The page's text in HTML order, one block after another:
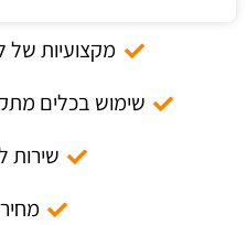
מקצועיות של
שימוש בכלים
שירות